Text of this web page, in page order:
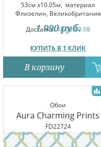
53см x10.05м, материал
Флизелин, Великобритания
Доставка:08.08-09.08
КУПИТЬ В 1 КЛИК
1 990 руб.
В корзину
Обои
Aura Charming Prints
FD22724